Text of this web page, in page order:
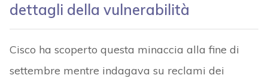
dettagli della vulnerabilità
Cisco ha scoperto questa minaccia alla fine di
settembre mentre indagava su reclami dei